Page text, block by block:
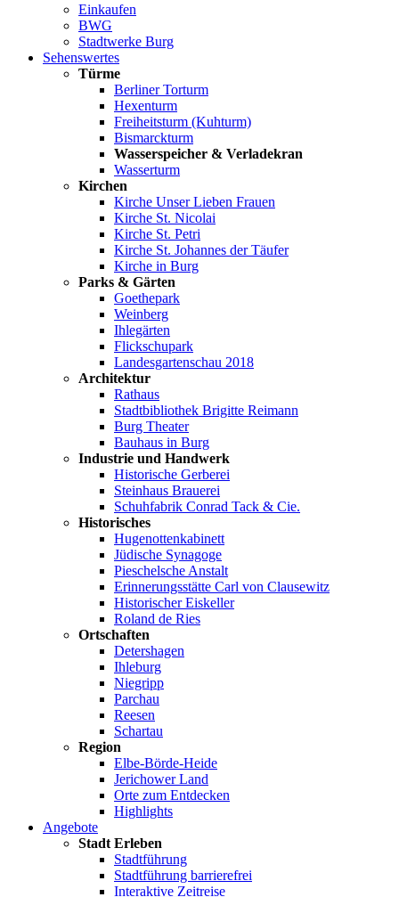
Einkaufen
BWG
Stadtwerke Burg
Sehenswertes
Türme
Berliner Torturm
Hexenturm
Freiheitsturm (Kuhturm)
Bismarckturm
Wasserspeicher & Verladekran
Wasserturm
Kirchen
Kirche Unser Lieben Frauen
Kirche St. Nicolai
Kirche St. Petri
Kirche St. Johannes der Täufer
Kirche in Burg
Parks & Gärten
Goethepark
Weinberg
Ihlegärten
Flickschupark
Landesgartenschau 2018
Architektur
Rathaus
Stadtbibliothek Brigitte Reimann
Burg Theater
Bauhaus in Burg
Industrie und Handwerk
Historische Gerberei
Steinhaus Brauerei
Schuhfabrik Conrad Tack & Cie.
Historisches
Hugenottenkabinett
Jüdische Synagoge
Pieschelsche Anstalt
Erinnerungsstätte Carl von Clausewitz
Historischer Eiskeller
Roland de Ries
Ortschaften
Detershagen
Ihleburg
Niegripp
Parchau
Reesen
Schartau
Region
Elbe-Börde-Heide
Jerichower Land
Orte zum Entdecken
Highlights
Angebote
Stadt Erleben
Stadtführung
Stadtführung barrierefrei
Interaktive Zeitreise